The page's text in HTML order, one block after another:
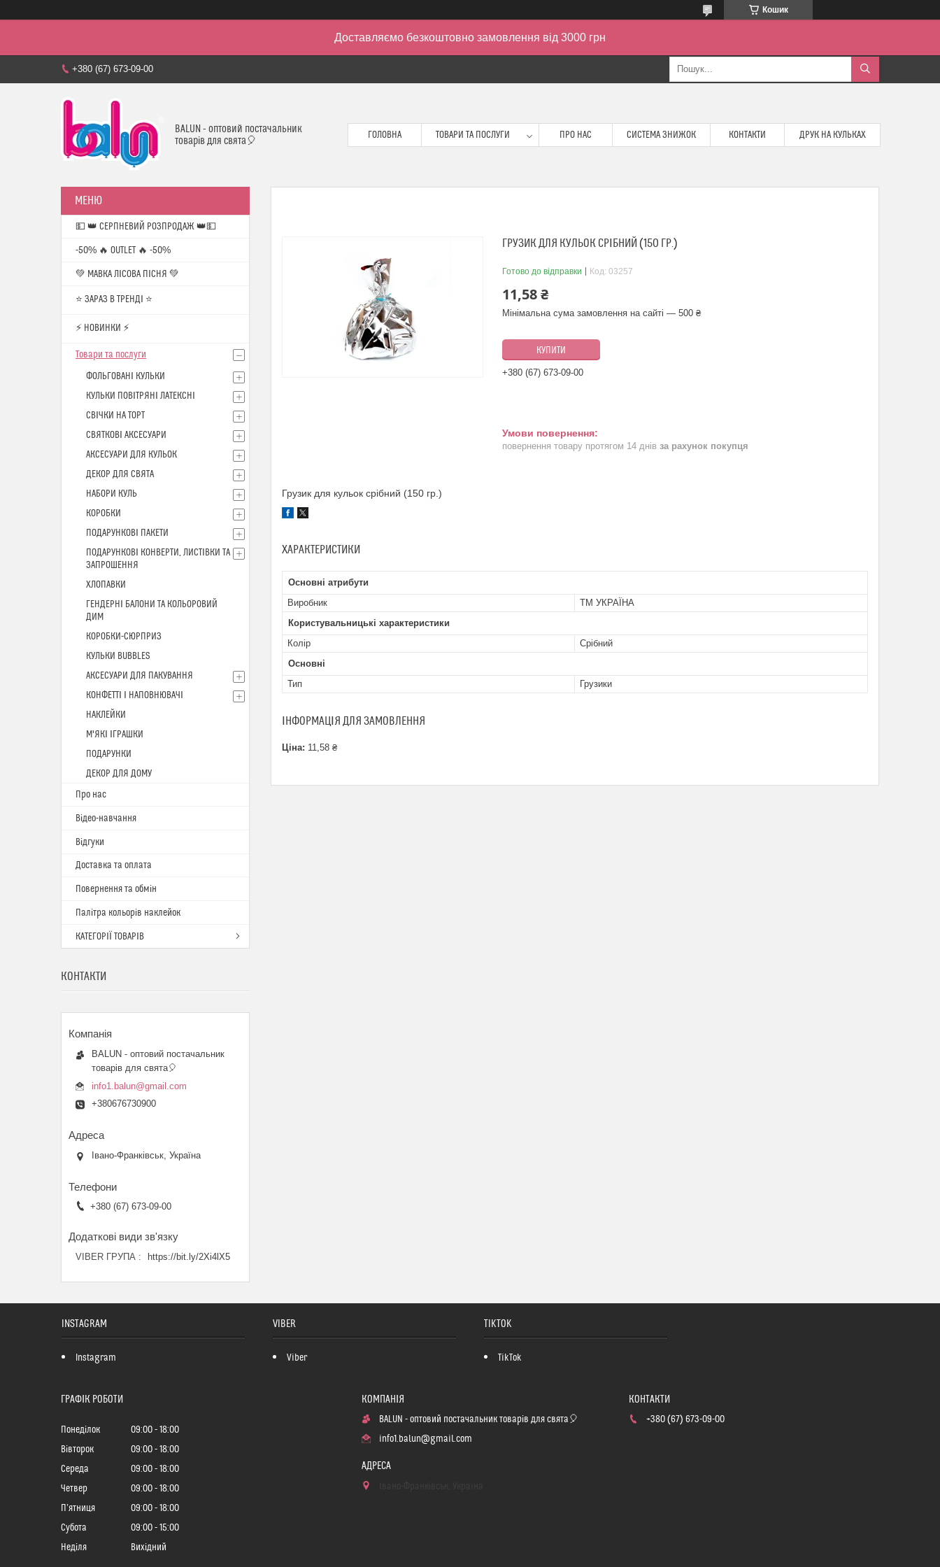
Кошик
Доставляємо безкоштовно замовлення від 3000 грн
+380 (67) 673-09-00
BALUN - оптовий постачальник
товарів для свята🎈
ГОЛОВНА ТОВАРИ ТА ПОСЛУГИ ПРО НАС СИСТЕМА ЗНИЖОК КОНТАКТИ ДРУК НА КУЛЬКАХ
ГРУЗИК ДЛЯ КУЛЬОК СРІБНИЙ (150 ГР.)
Готово до відправки Код: 03257
11,58 ₴
Мінімальна сума замовлення на сайті — 500 ₴
КУПИТИ
+380 (67) 673-09-00
повернення товару протягом 14 днів за рахунок покупця
Грузик для кульок срібний (150 гр.)
ХАРАКТЕРИСТИКИ
Основні атрибути
Виробник
ТМ УКРАЇНА
Користувальницькі характеристики
Колір
Срібний
Основні
Тип
Грузики
ІНФОРМАЦІЯ ДЛЯ ЗАМОВЛЕННЯ
Ціна: 11,58 ₴
💵 👑 СЕРПНЕВИЙ РОЗПРОДАЖ 👑💵
-50% 🔥 OUTLET 🔥 -50%
💚 МАВКА ЛІСОВА ПІСНЯ 💚
⭐️ ЗАРАЗ В ТРЕНДІ ⭐️
⚡ НОВИНКИ ⚡
Товари та послуги
ФОЛЬГОВАНІ КУЛЬКИ
КУЛЬКИ ПОВІТРЯНІ ЛАТЕКСНІ
СВІЧКИ НА ТОРТ
СВЯТКОВІ АКСЕСУАРИ
АКСЕСУАРИ ДЛЯ КУЛЬОК
ДЕКОР ДЛЯ СВЯТА
НАБОРИ КУЛЬ
КОРОБКИ
ПОДАРУНКОВІ ПАКЕТИ
ПОДАРУНКОВІ КОНВЕРТИ, ЛИСТІВКИ ТА
ЗАПРОШЕННЯ
ХЛОПАВКИ
ГЕНДЕРНІ БАЛОНИ ТА КОЛЬОРОВИЙ
ДИМ
КОРОБКИ-СЮРПРИЗ
КУЛЬКИ BUBBLES
АКСЕСУАРИ ДЛЯ ПАКУВАННЯ
КОНФЕТТІ І НАПОВНЮВАЧІ
НАКЛЕЙКИ
М'ЯКІ ІГРАШКИ
ПОДАРУНКИ
ДЕКОР ДЛЯ ДОМУ
Про нас
Відео-навчання
Відгуки
Доставка та оплата
Повернення та обмін
Палітра кольорів наклейок
КАТЕГОРІЇ ТОВАРІВ
КОНТАКТИ
BALUN - оптовий постачальник
товарів для свята🎈
info1.balun@gmail.com
+380676730900
Івано-Франківськ, Україна
+380 (67) 673-09-00
VIBER ГРУПА https://bit.ly/2Xi4lX5
INSTAGRAM
Instagram
VIBER
Viber
TIKTOK
TikTok
ГРАФІК РОБОТИ
Понеділок 09:00
18:00
Вівторок
09:00
18:00
Середа
09:00
18:00
Четвер
09:00
18:00
Пʼятниця
09:00
18:00
Субота
09:00
15:00
Неділя
Вихідний
BALUN - оптовий постачальник товарів для свята🎈
info1.balun@gmail.com
+380 (67) 673-09-00